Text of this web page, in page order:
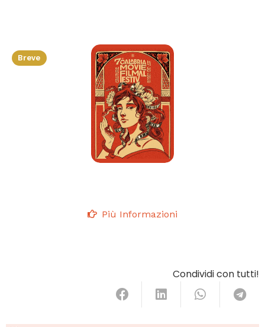
Breve
Più Informazioni
Condividi con tutti!